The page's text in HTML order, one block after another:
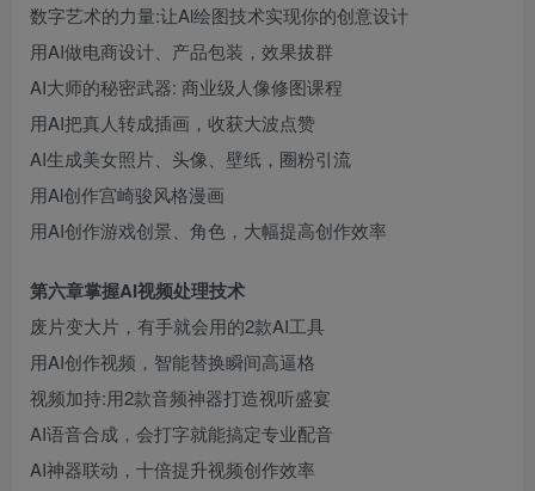
数字艺术的力量:让Al绘图技术实现你的创意设计
用AI做电商设计、产品包装，效果拔群
AI大师的秘密武器: 商业级人像修图课程
用AI把真人转成插画，收获大波点赞
AI生成美女照片、头像、壁纸，圈粉引流
用Al创作宫崎骏风格漫画
用AI创作游戏创景、角色，大幅提高创作效率
第六章掌握AI视频处理技术
废片变大片，有手就会用的2款AI工具
用AI创作视频，智能替换瞬间高逼格
视频加持:用2款音频神器打造视听盛宴
AI语音合成，会打字就能搞定专业配音
AI神器联动，十倍提升视频创作效率